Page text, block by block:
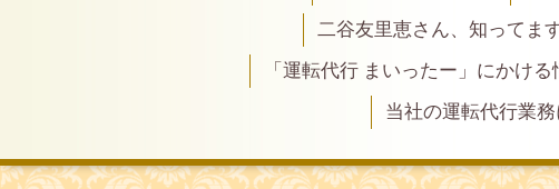
二谷友里恵さん、知ってま
「運転代行 まいったー」にかける
当社の運転代行業